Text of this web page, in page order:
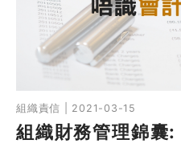
同行社區伙伴
搜尋自助組織
SHO專題
關於我們
組織責信 | 2021-03-15
組織財務管理錦囊